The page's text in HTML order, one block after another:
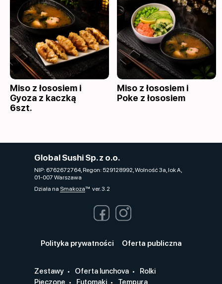
Miso z łososiem i
Gyoza z kaczką
6szt.
Miso z łososiem i
Poke z łososiem
Global Sushi Sp. z o.o.
NIP: 6762672764, Regon: 529128992, Wolność 3a, lok A,
01-007 Warszawa
Działa na Smakozaver. 3.2
Polityka prywatności Oferta publiczna
Zestawy Oferta lunchova
Rolki
Pieczone
Futomaki Tempura